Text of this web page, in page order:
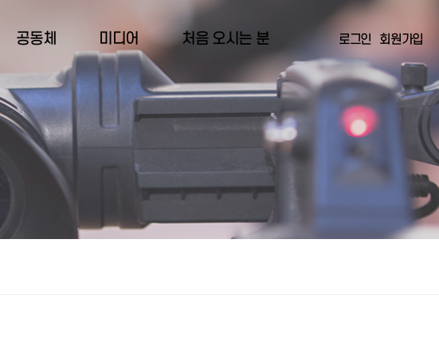
공동체 미디어 처음 오시는 분 로그인 회원가입